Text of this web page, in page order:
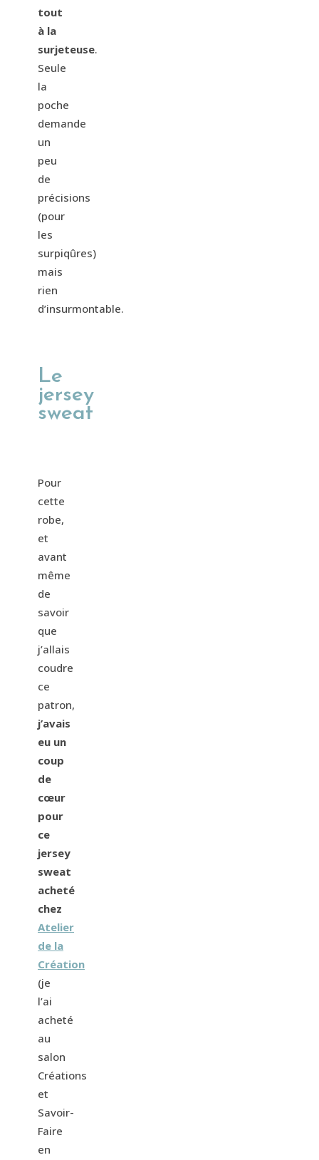
tout
à la
surjeteuse.
Seule
la
poche
demande
un
peu
de
précisions
(pour
les
surpiqûres)
mais
rien
d’insurmontable.
Le
jersey
sweat
Pour
cette
robe,
et
avant
même
de
savoir
que
j’allais
coudre
ce
patron,
j’avais
eu un
coup
de
cœur
pour
ce
jersey
sweat
acheté
chez
Atelier
de la
Création
(je
l’ai
acheté
au
salon
Créations
et
Savoir-
Faire
en